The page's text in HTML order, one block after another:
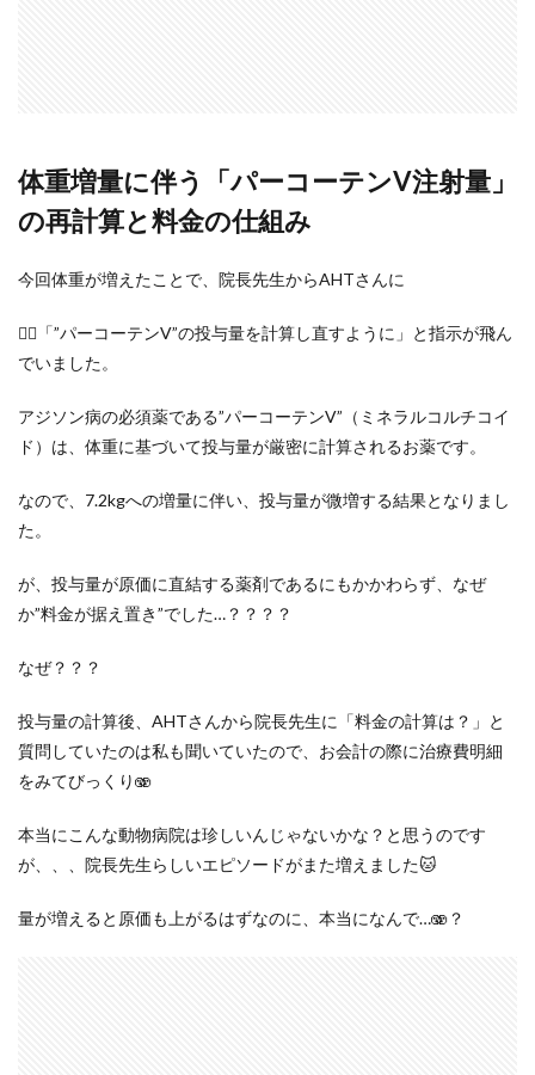
体重増量に伴う「パーコーテンV注射量」
の再計算と料金の仕組み
今回体重が増えたことで、院長先生からAHTさんに
🧑‍⚕️「”パーコーテンV”の投与量を計算し直すように」と指示が飛ん
でいました。
アジソン病の必須薬である”パーコーテンV”（ミネラルコルチコイ
ド）は、体重に基づいて投与量が厳密に計算されるお薬です。
なので、7.2kgへの増量に伴い、投与量が微増する結果となりまし
た。
が、投与量が原価に直結する薬剤であるにもかかわらず、なぜ
か”料金が据え置き”でした…？？？？
なぜ？？？
投与量の計算後、AHTさんから院長先生に「料金の計算は？」と
質問していたのは私も聞いていたので、お会計の際に治療費明細
をみてびっくり🫨
本当にこんな動物病院は珍しいんじゃないかな？と思うのです
が、、、院長先生らしいエピソードがまた増えました🐱
量が増えると原価も上がるはずなのに、本当になんで…🫨？